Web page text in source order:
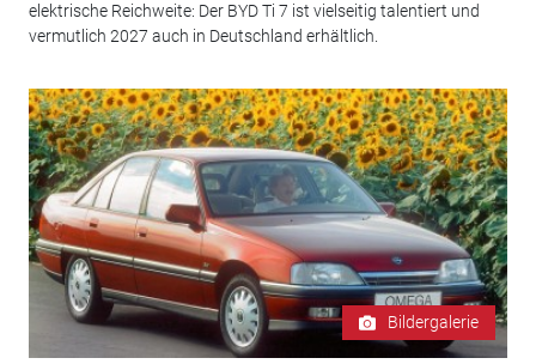
elektrische Reichweite: Der BYD Ti 7 ist vielseitig talentiert und
vermutlich 2027 auch in Deutschland erhältlich.
Bildergalerie